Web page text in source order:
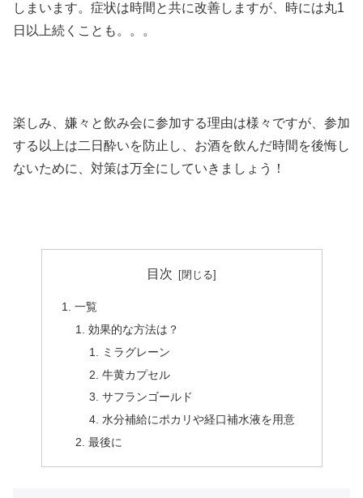
しまいます。症状は時間と共に改善しますが、時には丸1
日以上続くことも。。。
楽しみ、嫌々と飲み会に参加する理由は様々ですが、参加
する以上は二日酔いを防止し、お酒を飲んだ時間を後悔し
ないために、対策は万全にしていきましょう！
目次
一覧
効果的な方法は？
ミラグレーン
牛黄カプセル
サフランゴールド
水分補給にポカリや経口補水液を用意
最後に